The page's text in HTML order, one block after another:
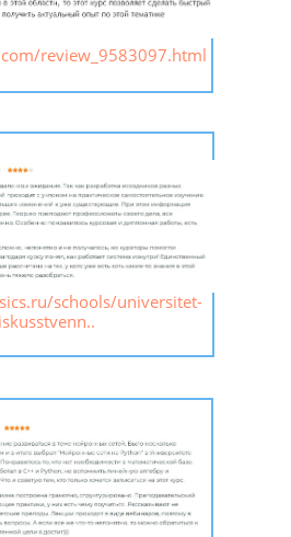
review_9583097.html
schools/universitet-
iskusstvenn..